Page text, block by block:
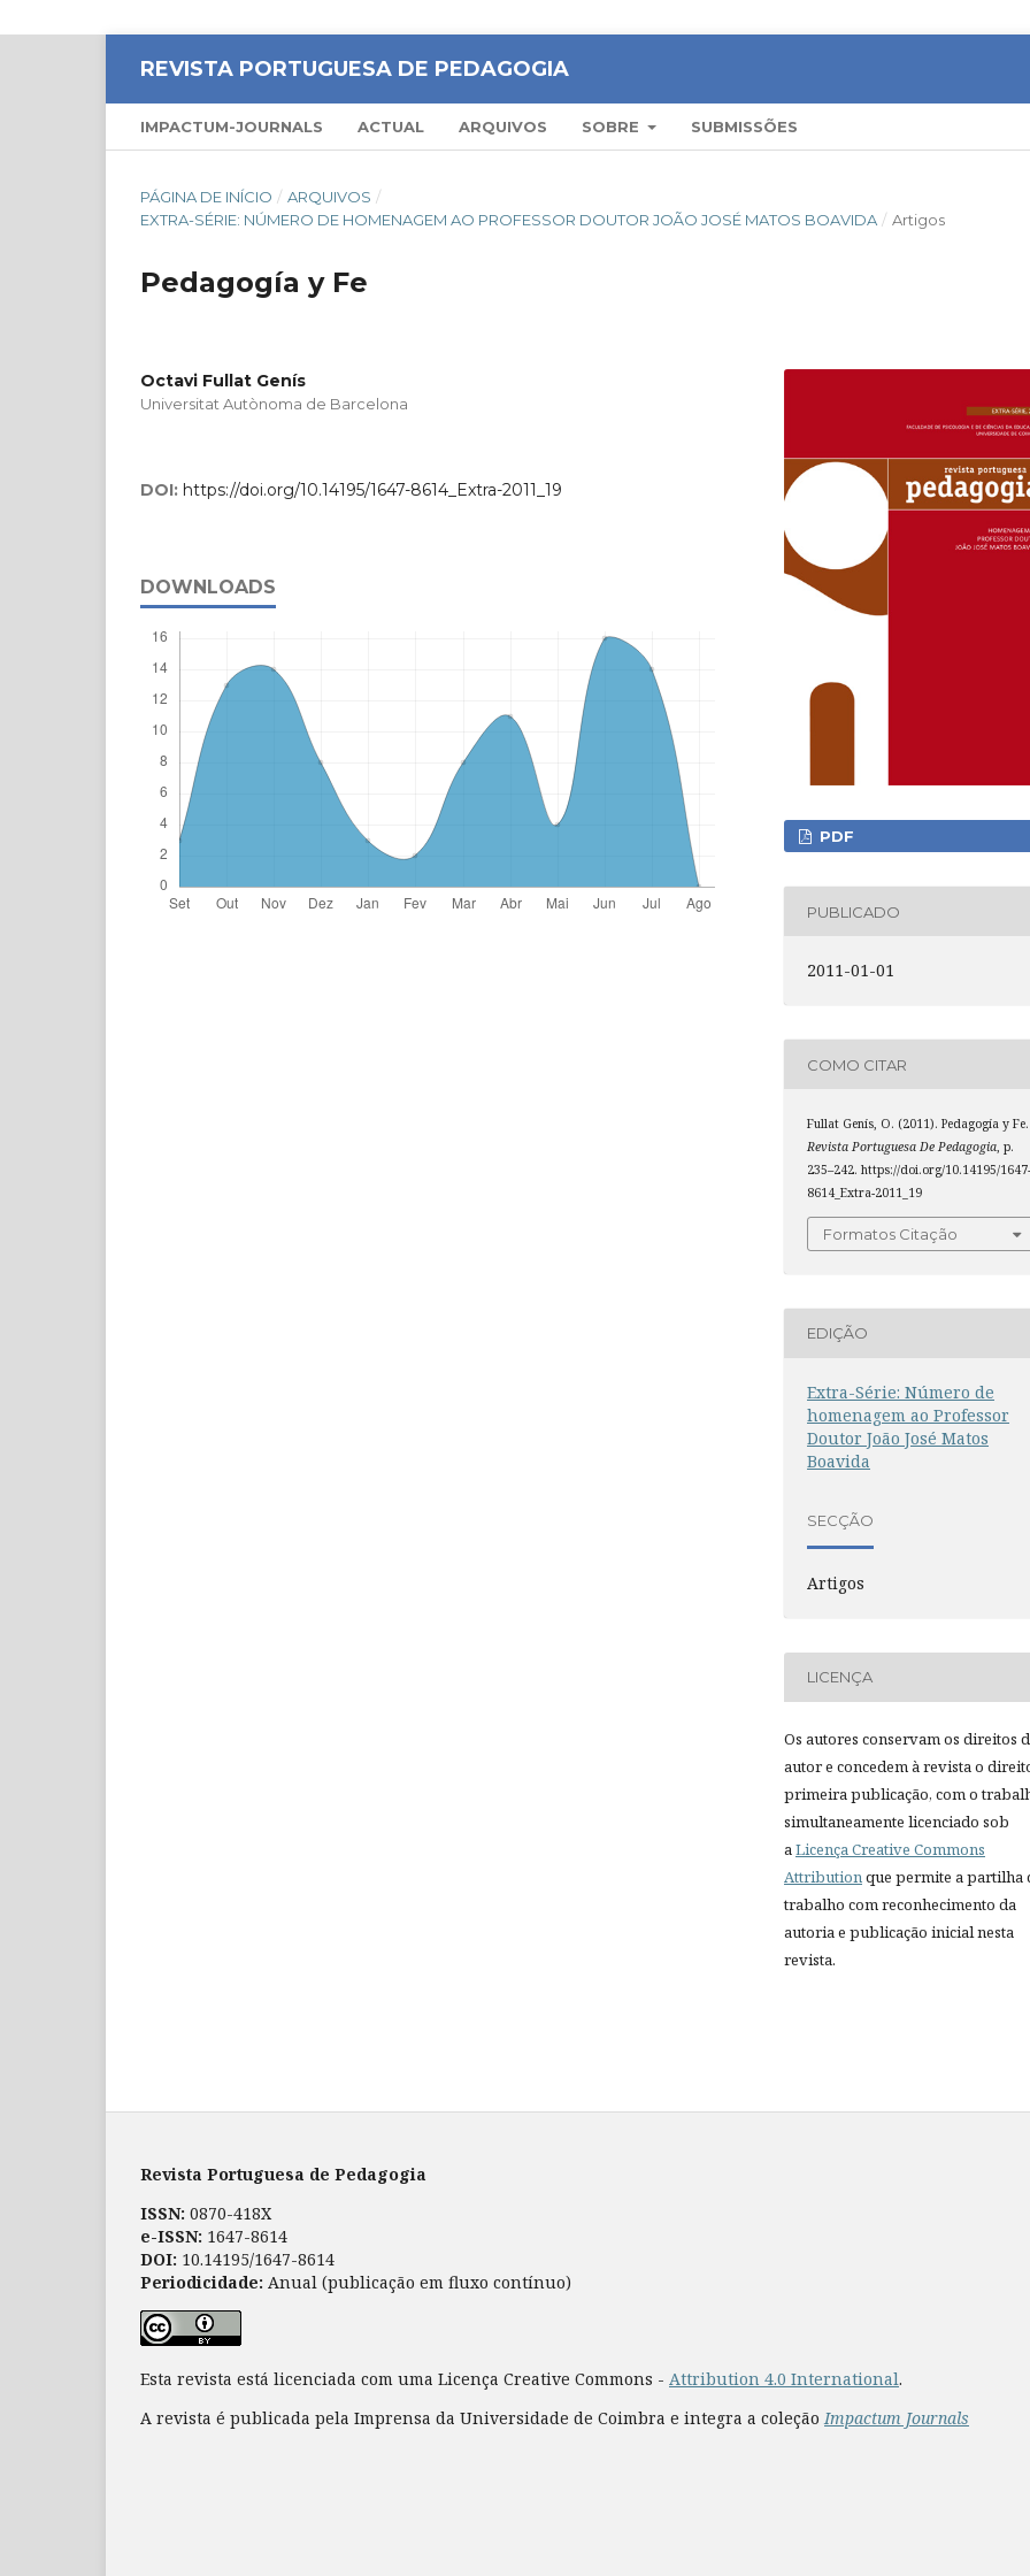
REVISTA PORTUGUESA DE PEDAGOGIA
IMPACTUM-JOURNALS ACTUAL ARQUIVOS SOBRE SUBMISSÕES
PÁGINA DE INÍCIO / ARQUIVOS /
EXTRA-SÉRIE: NÚMERO DE HOMENAGEM AO PROFESSOR DOUTOR JOÃO JOSÉ MATOS BOAVIDA / Artigos
Pedagogía y Fe
Octavi Fullat Genís
Universitat Autònoma de Barcelona
DOI: https://doi.org/10.14195/1647-8614_Extra-2011_19
DOWNLOADS
PDF
PUBLICADO
2011-01-01
COMO CITAR
Fullat Genís, O. (2011). Pedagogía y Fe.
Revista Portuguesa De Pedagogia, p.
235–242. https://doi.org/10.14195/1647-
8614_Extra-2011_19
Formatos Citação
EDIÇÃO
Extra-Série: Número de
homenagem ao Professor
Doutor João José Matos
Boavida
SECÇÃO
Artigos
LICENÇA
Os autores conservam os direitos
autor e concedem à revista o
primeira publicação, com o
simultaneamente licenciado sob
aLicença Creative Commons
Attributionque permite a partilha
trabalho com reconhecimento da
autoria e publicação inicial nesta
revista.
Revista Portuguesa de Pedagogia
ISSN: 0870-418X
e-ISSN: 1647-8614
DOI: 10.14195/1647-8614
Periodicidade: Anual (publicação em fluxo contínuo)
Esta revista está licenciada com uma Licença Creative Commons - Attribution 4.0 International.
A revista é publicada pela Imprensa da Universidade de Coimbra e integra a coleção Impactum Journals